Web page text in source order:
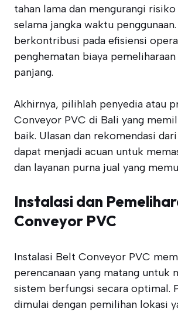
tahan lama dan mengurangi
selama jangka waktu
berkontribusi pada efisiensi
penghematan biaya
panjang.
Akhirnya, pilihlah penyedia atau
Conveyor PVC di Bali yang
baik. Ulasan dan rekomendasi
dapat menjadi acuan untuk
dan layanan purna jual yang
Instalasi dan
Conveyor PVC
Instalasi Belt Conveyor PVC
perencanaan yang matang untuk
sistem berfungsi secara optimal.
dimulai dengan pemilihan lokasi